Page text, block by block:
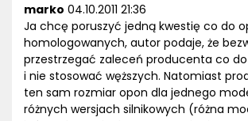
marko 04.10.2011 21:36
Ja chcę poruszyć jedną kwestię co do
homologowanych, autor podaje, że
przestrzegać zaleceń producenta co
i nie stosować węższych. Natomiast
ten sam rozmiar opon dla jednego
różnych wersjach silnikowych (różna